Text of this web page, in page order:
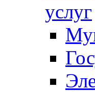
услуг